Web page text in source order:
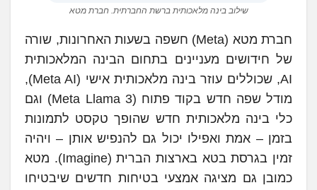
שילוב בינה מלאכותית ברשת החברתית. חברת מטא
חברת מטא (Meta) חשפה בשעות האחרונות, שורה
של חידושים מעניינים בתחום הבינה המלאכותית
AI, שכוללים עוזר בינה מלאכותית אישי (Meta AI),
מודל שפה חדש בקוד פתוח (Meta Llama 3) וגם
כלי בינה מלאכותית חדש שהופך טקסט לתמונות
בזמן – אמת ואפילו יכול גם להנפיש אותן – ויהיה
זמין בגרסת בטא בארצות הברית (Imagine). מטא
כמובן גם מציגה אמצעי בטיחות חדשים שיבטיחו